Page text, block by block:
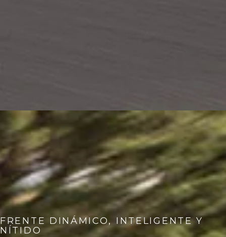
FRENTE DINÁMICO, INTELIGENTE Y
NÍTIDO